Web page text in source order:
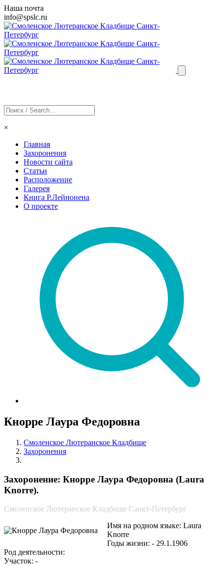
Наша почта
info@spslc.ru
×
Главная
Захоронения
Новости сайта
Статьи
Расположение
Галерея
Книга Р.Лейнонена
О проекте
Кнорре Лаура Федоровна
Смоленское Лютеранское Кладбище
Захоронения
Захоронение: Кнорре Лаура Федоровна (Laura
Knorre).
Смоленское Лютеранское Кладбище Санкт-Петербург
Имя на родном языке: Laura
Knorre
Годы жизни: - 29.1.1906
Род деятельности:
Участок: -